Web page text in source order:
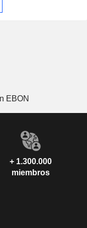
EBON
+ 1.300.000
miembros